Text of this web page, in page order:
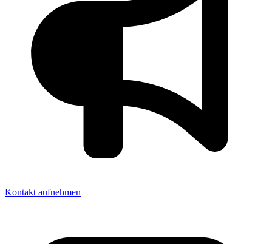
Kontakt aufnehmen